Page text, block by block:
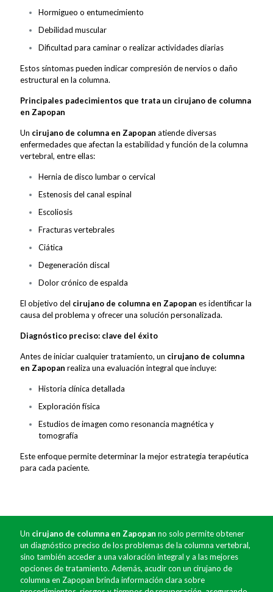
Hormigueo o entumecimiento
Debilidad muscular
Dificultad para caminar o realizar actividades diarias
Estos síntomas pueden indicar compresión de nervios o daño
estructural en la columna.
Principales padecimientos que trata un cirujano de columna
en Zapopan
Un cirujano de columna en Zapopan atiende diversas
enfermedades que afectan la estabilidad y función de la columna
vertebral, entre ellas:
Hernia de disco lumbar o cervical
Estenosis del canal espinal
Escoliosis
Fracturas vertebrales
Ciática
Degeneración discal
Dolor crónico de espalda
El objetivo del cirujano de columna en Zapopan es identificar la
causa del problema y ofrecer una solución personalizada.
Diagnóstico preciso: clave del éxito
Antes de iniciar cualquier tratamiento, un cirujano de columna
en Zapopan realiza una evaluación integral que incluye:
Historia clínica detallada
Exploración física
Estudios de imagen como resonancia magnética y
tomografía
Este enfoque permite determinar la mejor estrategia terapéutica
para cada paciente.
Un cirujano de columna en Zapopan no solo permite obtener
un diagnóstico preciso de los problemas de la columna vertebral,
sino también acceder a una valoración integral y a las mejores
opciones de tratamiento. Además, acudir con un cirujano de
columna en Zapopan brinda información clara sobre